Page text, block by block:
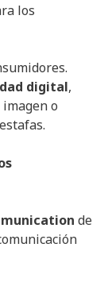
los
digital,
o
de